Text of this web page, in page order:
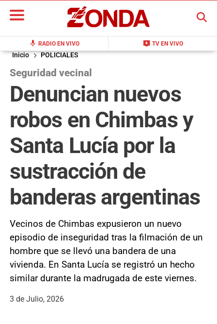
mic RADIO EN VIVO live_tv TV EN VIVO
BUSCAR
Inicio POLICIALES
Seguridad vecinal
Denuncian nuevos
robos en Chimbas y
Santa Lucía por la
sustracción de
banderas argentinas
Vecinos de Chimbas expusieron un nuevo
episodio de inseguridad tras la filmación de un
hombre que se llevó una bandera de una
vivienda. En Santa Lucía se registró un hecho
similar durante la madrugada de este viernes.
3 de Julio, 2026